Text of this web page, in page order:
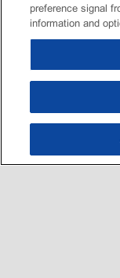
preference signal
information and